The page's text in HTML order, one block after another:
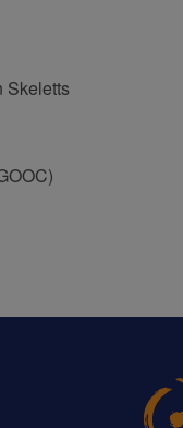
Skeletts